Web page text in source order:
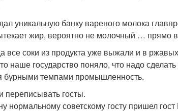
уникальную банку вареного молока
жир, вероятно не молочный … прямо
все соки из продукта уже выжали и в
то наше государство поняло, что надо
бурными темпами промышленность.
переписывать госты.
нормальному советскому госту пришел